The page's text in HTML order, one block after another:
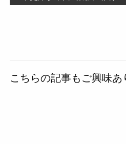
こちらの記事もご興味あ